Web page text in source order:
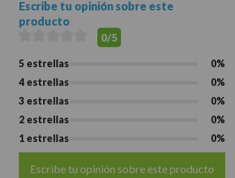
Escribe tu opinión sobre este
producto
0/5
5 estrellas
0%
4 estrellas
0%
3 estrellas
0%
2 estrellas
0%
1 estrellas
0%
Escribe tu opinión sobre este producto